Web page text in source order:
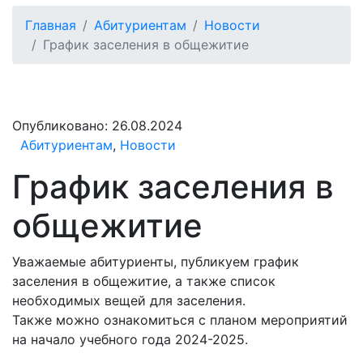
Главная Абитуриентам
Новости
График заселения в общежитие
Опубликовано: 26.08.2024
Абитуриентам, Новости
График заселения в
общежитие
Уважаемые абитуриенты, публикуем график
заселения в общежитие, а также список
необходимых вещей для заселения.
Также можно ознакомиться с планом мероприятий
на начало учебного года 2024-2025.